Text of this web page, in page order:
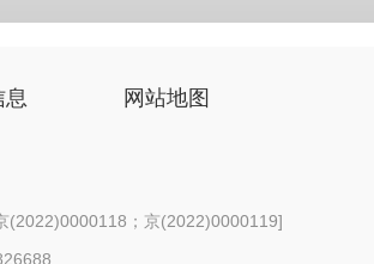
息 网站地图
(2022)0000118；京(2022)0000119]